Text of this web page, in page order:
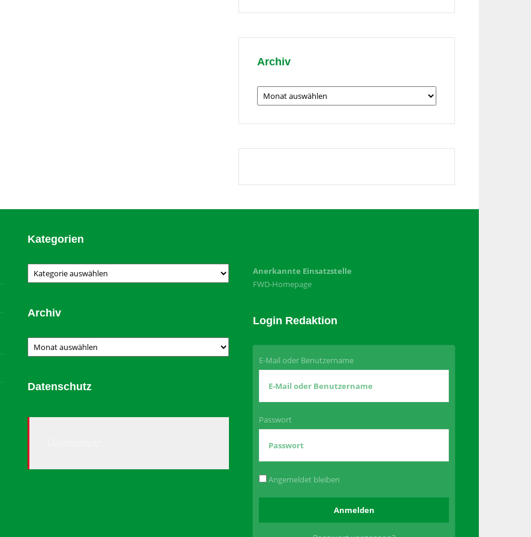
Archiv
Archiv
Kategorien
Kategorien
Archiv
Archiv
Datenschutz
Anerkannte Einsatzstelle
FWD-Homepage
Login Redaktion
E-Mail oder Benutzername
Passwort
Angemeldet bleiben